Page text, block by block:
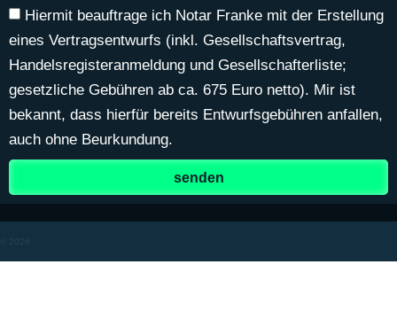
Hiermit beauftrage ich Notar Franke mit der Erstellung
eines Vertragsentwurfs (inkl. Gesellschaftsvertrag,
Handelsregisteranmeldung und Gesellschafterliste;
gesetzliche Gebühren ab ca. 675 Euro netto). Mir ist
bekannt, dass hierfür bereits Entwurfsgebühren anfallen,
auch ohne Beurkundung.
senden